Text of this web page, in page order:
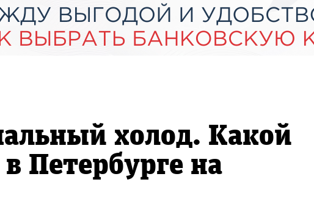
холод. Какой
Петербурге на